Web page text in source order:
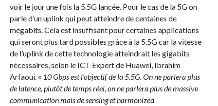
voir le jour une fois la 5.5G lancée. Pour le cas de la 5G on
parle d’un uplink qui peut atteindre de centaines de
mégabits. Cela est insuffisant pour certaines applications
qui seront plus tard possibles grâce à la 5.5G car la vitesse
de l’uplink de cette technologie atteindrait les gigabits
nécessaires, selon le ICT Expert de Huawei, Ibrahim
Arfaoui. « 10 Gbps est l’objectif de la 5.5G. On ne parlera plus
de latence, plutôt de temps réel, on ne parlera plus de massive
communication mais de sensing et harmonized